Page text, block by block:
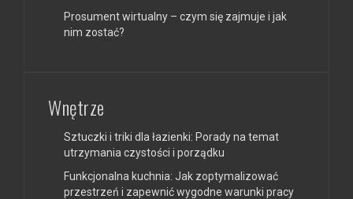
Prosument wirtualny – czym się zajmuje i jak
nim zostać?
Wnętrze
Sztuczki i triki dla łazienki: Porady na temat
utrzymania czystości i porządku
Funkcjonalna kuchnia: Jak zoptymalizować
przestrzeń i zapewnić wygodne warunki pracy